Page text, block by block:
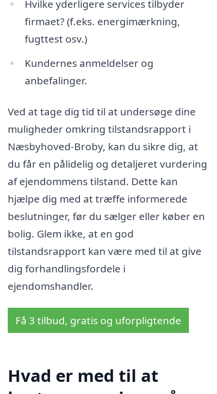
Hvilke yderligere services tilbyder
firmaet? (f.eks. energimærkning,
fugttest osv.)
Kundernes anmeldelser og
anbefalinger.
Ved at tage dig tid til at undersøge dine
muligheder omkring tilstandsrapport i
Næsbyhoved-Broby, kan du sikre dig, at
du får en pålidelig og detaljeret vurdering
af ejendommens tilstand. Dette kan
hjælpe dig med at træffe informerede
beslutninger, før du sælger eller køber en
bolig. Glem ikke, at en god
tilstandsrapport kan være med til at give
dig forhandlingsfordele i
ejendomshandler.
Få 3 tilbud, gratis og uforpligtende
Hvad er med til at